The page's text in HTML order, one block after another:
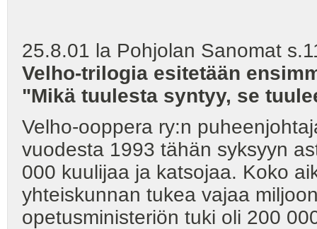
25.8.01 la Pohjolan Sanomat
Velho-trilogia esitetään
"Mikä tuulesta syntyy, se
Velho-ooppera ry:n
vuodesta 1993 tähän syksyyn
000 kuulijaa ja katsojaa. Koko
yhteiskunnan tukea vajaa
opetusministeriön tuki oli 200